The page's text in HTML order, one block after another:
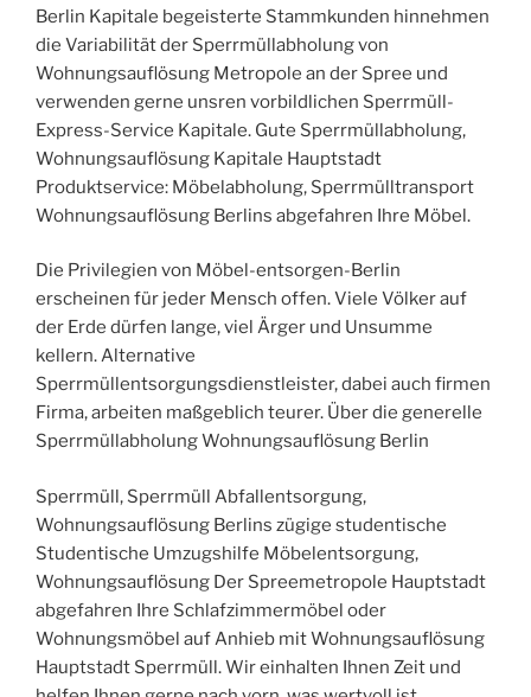
Berlin Kapitale begeisterte Stammkunden hinnehmen
die Variabilität der Sperrmüllabholung von
Wohnungsauflösung Metropole an der Spree und
verwenden gerne unsren vorbildlichen Sperrmüll-
Express-Service Kapitale. Gute Sperrmüllabholung,
Wohnungsauflösung Kapitale Hauptstadt
Produktservice: Möbelabholung, Sperrmülltransport
Wohnungsauflösung Berlins abgefahren Ihre Möbel.
Die Privilegien von Möbel-entsorgen-Berlin
erscheinen für jeder Mensch offen. Viele Völker auf
der Erde dürfen lange, viel Ärger und Unsumme
kellern. Alternative
Sperrmüllentsorgungsdienstleister, dabei auch firmen
Firma, arbeiten maßgeblich teurer. Über die generelle
Sperrmüllabholung Wohnungsauflösung Berlin
Sperrmüll, Sperrmüll Abfallentsorgung,
Wohnungsauflösung Berlins zügige studentische
Studentische Umzugshilfe Möbelentsorgung,
Wohnungsauflösung Der Spreemetropole Hauptstadt
abgefahren Ihre Schlafzimmermöbel oder
Wohnungsmöbel auf Anhieb mit Wohnungsauflösung
Hauptstadt Sperrmüll. Wir einhalten Ihnen Zeit und